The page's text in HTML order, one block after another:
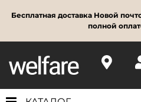
Бесплатная доставка Новой
полной